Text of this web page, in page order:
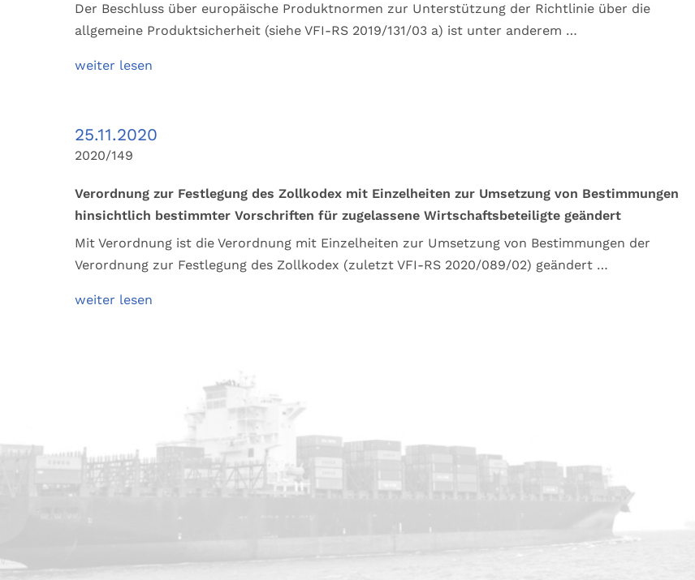
Der Beschluss über europäische Produktnormen zur Unterstützung der Richtlinie über die
allgemeine Produktsicherheit (siehe VFI-RS 2019/131/03 a) ist unter anderem …
weiter lesen
25.11.2020
2020/149
Verordnung zur Festlegung des Zollkodex mit Einzelheiten zur Umsetzung von Bestimmungen
hinsichtlich bestimmter Vorschriften für zugelassene Wirtschaftsbeteiligte geändert
Mit Verordnung ist die Verordnung mit Einzelheiten zur Umsetzung von Bestimmungen der
Verordnung zur Festlegung des Zollkodex (zuletzt VFI-RS 2020/089/02) geändert …
weiter lesen